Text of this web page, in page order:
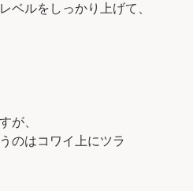
ベルをしっかり上げて、
が、
のはコワイ上にツラ